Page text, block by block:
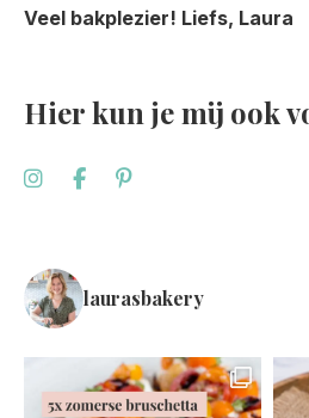
Veel bakplezier! Liefs, Laura
Hier kun je mij ook
laurasbakery